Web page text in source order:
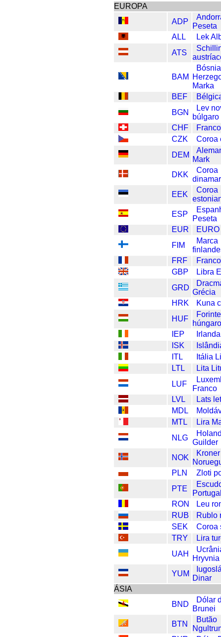
EUROPA
ADP
Peseta
ALL
Lek
ATS
BAM
Bósnia
Marka
BEF
BGN
Lev
búlgaro
CHF
CZK
Coroa
DEM
Mark
DKK
Coroa
EEK
Coroa
ESP
Peseta
EUR
EURO
FIM
Marca
FRF
GBP
Libra
GRD
Grécia
HRK
Kuna
HUF
Forinte
IEP
ISK
ITL
Itália
LTL
Lita
LUF
Franco
LVL
Lats
MDL
MTL
Lira
NLG
Guilder
NOK
Kroner
PLN
Zloti
PTE
RON
Leu
RUB
Rublo
SEK
Coroa
TRY
Lira
UAH
Hryvnia
YUM
Dinar
ÁSIA
BND
Dólar
Brunei
BTN
Butão